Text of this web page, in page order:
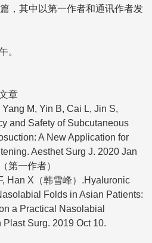
，其中以第一作者和通讯作者发
。
章
M, Yin B, Cai L, Jin S,
and Safety of Subcutaneous
A New Application for
Aesthet Surg J. 2020 Jan
第一作者）
X（韩雪峰）.Hyaluronic
Folds in Asian Patients:
a Practical Nasolabial
Surg. 2019 Oct 10.